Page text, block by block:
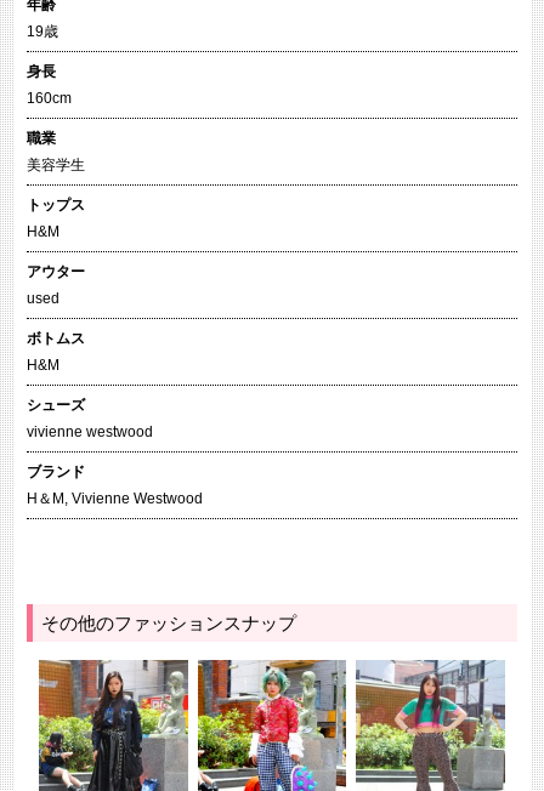
年齢
19歳
身長
160cm
職業
美容学生
トップス
H&M
アウター
used
ボトムス
H&M
シューズ
vivienne westwood
ブランド
H＆M , Vivienne Westwood
その他のファッションスナップ